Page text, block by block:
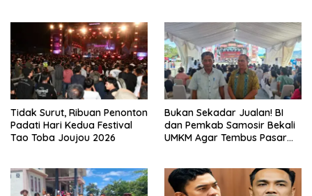
Tidak Surut, Ribuan Penonton
Padati Hari Kedua Festival
Tao Toba Joujou 2026
Bukan Sekadar Jualan! BI
dan Pemkab Samosir Bekali
UMKM Agar Tembus Pasar